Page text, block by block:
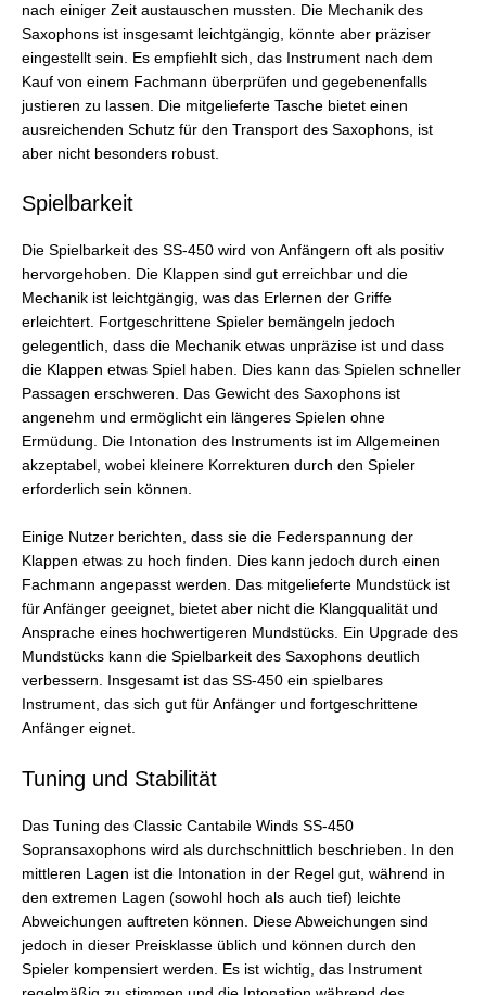
nach einiger Zeit austauschen mussten. Die Mechanik des
Saxophons ist insgesamt leichtgängig, könnte aber präziser
eingestellt sein. Es empfiehlt sich, das Instrument nach dem
Kauf von einem Fachmann überprüfen und gegebenenfalls
justieren zu lassen. Die mitgelieferte Tasche bietet einen
ausreichenden Schutz für den Transport des Saxophons, ist
aber nicht besonders robust.
Spielbarkeit
Die Spielbarkeit des SS-450 wird von Anfängern oft als positiv
hervorgehoben. Die Klappen sind gut erreichbar und die
Mechanik ist leichtgängig, was das Erlernen der Griffe
erleichtert. Fortgeschrittene Spieler bemängeln jedoch
gelegentlich, dass die Mechanik etwas unpräzise ist und dass
die Klappen etwas Spiel haben. Dies kann das Spielen schneller
Passagen erschweren. Das Gewicht des Saxophons ist
angenehm und ermöglicht ein längeres Spielen ohne
Ermüdung. Die Intonation des Instruments ist im Allgemeinen
akzeptabel, wobei kleinere Korrekturen durch den Spieler
erforderlich sein können.
Einige Nutzer berichten, dass sie die Federspannung der
Klappen etwas zu hoch finden. Dies kann jedoch durch einen
Fachmann angepasst werden. Das mitgelieferte Mundstück ist
für Anfänger geeignet, bietet aber nicht die Klangqualität und
Ansprache eines hochwertigeren Mundstücks. Ein Upgrade des
Mundstücks kann die Spielbarkeit des Saxophons deutlich
verbessern. Insgesamt ist das SS-450 ein spielbares
Instrument, das sich gut für Anfänger und fortgeschrittene
Anfänger eignet.
Tuning und Stabilität
Das Tuning des Classic Cantabile Winds SS-450
Sopransaxophons wird als durchschnittlich beschrieben. In den
mittleren Lagen ist die Intonation in der Regel gut, während in
den extremen Lagen (sowohl hoch als auch tief) leichte
Abweichungen auftreten können. Diese Abweichungen sind
jedoch in dieser Preisklasse üblich und können durch den
Spieler kompensiert werden. Es ist wichtig, das Instrument